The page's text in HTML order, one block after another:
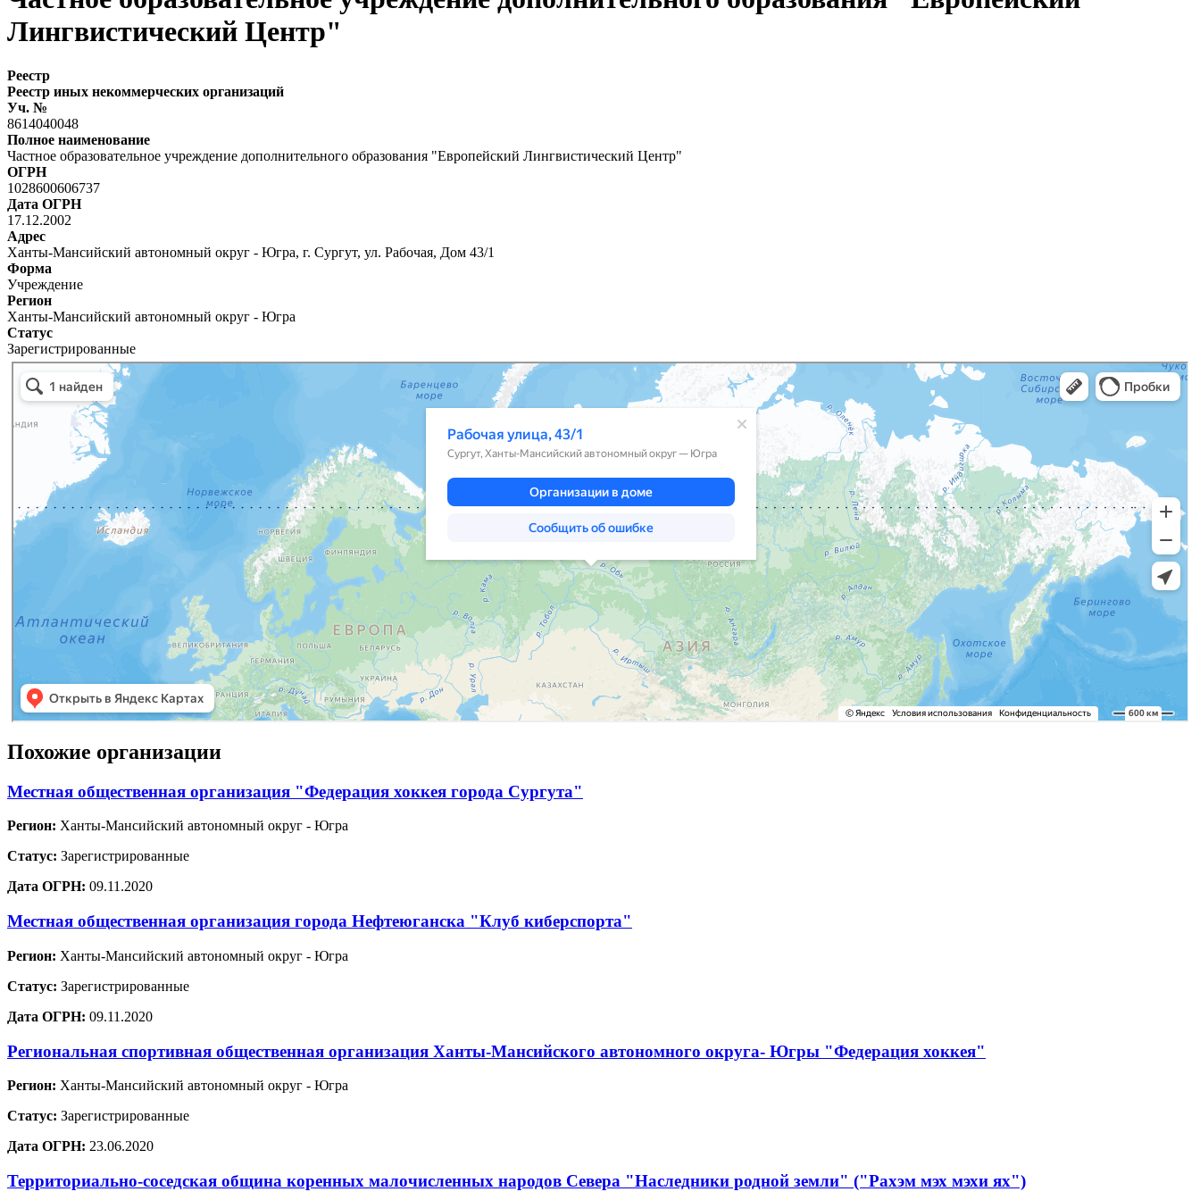
Лингвистический Центр"
Реестр
Реестр иных некоммерческих организаций
Уч. №
8614040048
Полное наименование
Частное образовательное учреждение дополнительного образования "Европейский Лингвистический Центр"
ОГРН
1028600606737
Дата ОГРН
17.12.2002
Адрес
Ханты-Мансийский автономный округ - Югра, г. Сургут, ул. Рабочая, Дом 43/1
Форма
Учреждение
Регион
Ханты-Мансийский автономный округ - Югра
Статус
Зарегистрированные
Похожие организации
Местная общественная организация "Федерация хоккея города Сургута"
Регион: Ханты-Мансийский автономный округ - Югра
Статус: Зарегистрированные
Дата ОГРН: 09.11.2020
Местная общественная организация города Нефтеюганска "Клуб киберспорта"
Регион: Ханты-Мансийский автономный округ - Югра
Статус: Зарегистрированные
Дата ОГРН: 09.11.2020
Региональная спортивная общественная организация Ханты-Мансийского автономного округа- Югры "Федерация хоккея"
Регион: Ханты-Мансийский автономный округ - Югра
Статус: Зарегистрированные
Дата ОГРН: 23.06.2020
Территориально-соседская община коренных малочисленных народов Севера "Наследники родной земли" ("Рахэм мэх мэхи ях")